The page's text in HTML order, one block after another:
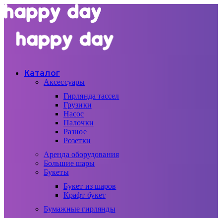
Каталог
Аксессуары
Гирлянда тассел
Грузики
Насос
Палочки
Разное
Розетки
Аренда оборудования
Большие шары
Букеты
Букет из шаров
Крафт букет
Бумажные гирлянды